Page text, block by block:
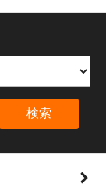
検索